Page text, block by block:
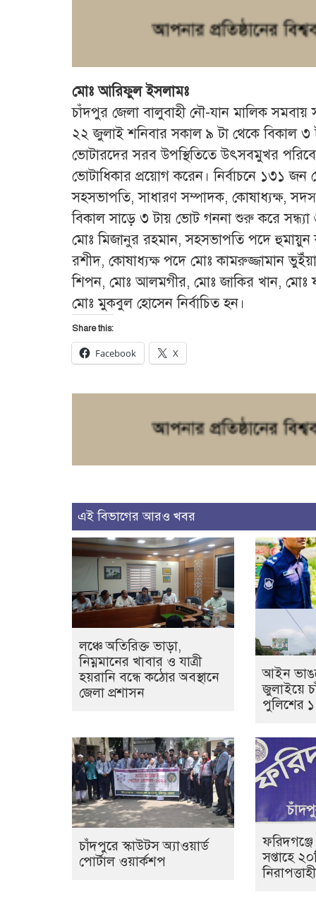
মোঃ আরিফুল ইসলামঃ
চাঁদপুর জেলা বালুবাহী নৌ-যান মালিক সমবায়
২২ জুলাই শনিবার সকাল ৯ টা থেকে বিকাল ৩
ভোটারদের সরব উপস্থিতিতে উৎসবমুখর
ভোটাধিকার প্রয়োগ করেন। নির্বাচনে ১৩১
সহসভাপতি, সাধারণ সম্পাদক, কোষাধ্যক্ষ,
বিকাল সাড়ে ৩ টায় ভোট গননা শুরু করে
মোঃ মিজানুর রহমান, সহসভাপতি পদে
রশীদ, কোষাধ্যক্ষ পদে মোঃ কামরুজ্জামান
শিপন, মোঃ আলমগীর, মোঃ জাকির খান,
মোঃ মুকবুল হোসেন নির্বাচিত হন।
Share this:
Facebook X
এই বিভাগের আরও খবর
লঞ্চে অতিরিক্ত ভাড়া,
নিম্নমানের খাবার ও যাত্রী
হয়রানি বন্ধে কঠোর অবস্থানে
জেলা প্রশাসন
আইন
জুলাইয়ে
পুলিশের
চাঁদপুরে স্কাউটস অ্যাওয়ার্ড
পোর্টাল ওয়ার্কশপ
সপ্তাহে